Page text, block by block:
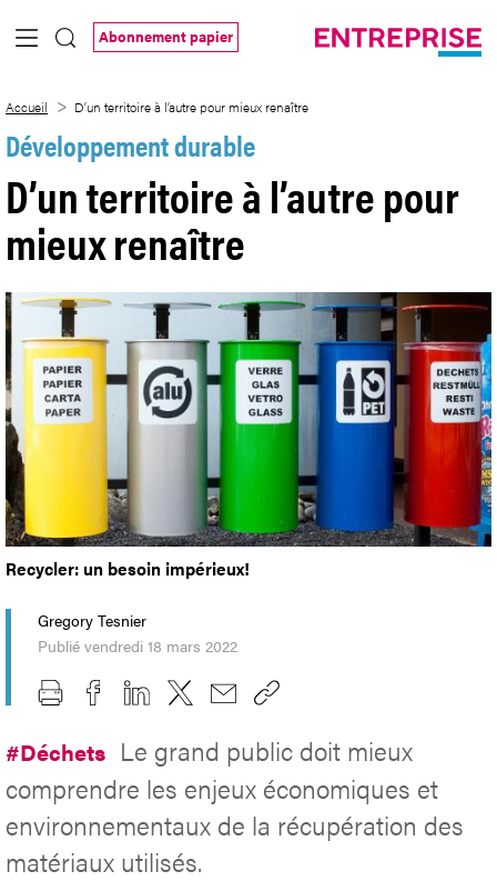
Saut au contenu principal
Abonnement papier
Accueil D’un territoire à l’autre pour mieux renaître
Développement durable
D’un territoire à l’autre pour
mieux renaître
Recycler: un besoin impérieux!
Gregory Tesnier
Publié vendredi 18 mars 2022
#Déchets Le grand public doit mieux
comprendre les enjeux économiques et
environnementaux de la récupération des
matériaux utilisés.